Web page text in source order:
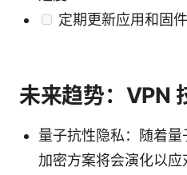
定期更新应用和固
未来趋势：VPN
量子抗性隐私：随着
加密方案将会演化以应